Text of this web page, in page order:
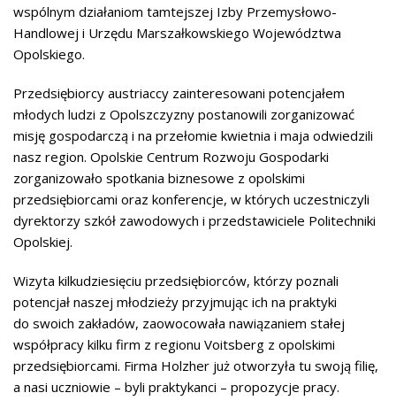
wspólnym działaniom tamtejszej Izby Przemysłowo-
Handlowej i Urzędu Marszałkowskiego Województwa
Opolskiego.
Przedsiębiorcy austriaccy zainteresowani potencjałem
młodych ludzi z Opolszczyzny postanowili zorganizować
misję gospodarczą i na przełomie kwietnia i maja odwiedzili
nasz region. Opolskie Centrum Rozwoju Gospodarki
zorganizowało spotkania biznesowe z opolskimi
przedsiębiorcami oraz konferencje, w których uczestniczyli
dyrektorzy szkół zawodowych i przedstawiciele Politechniki
Opolskiej.
Wizyta kilkudziesięciu przedsiębiorców, którzy poznali
potencjał naszej młodzieży przyjmując ich na praktyki
do swoich zakładów, zaowocowała nawiązaniem stałej
współpracy kilku firm z regionu Voitsberg z opolskimi
przedsiębiorcami. Firma Holzher już otworzyła tu swoją filię,
a nasi uczniowie – byli praktykanci – propozycje pracy.